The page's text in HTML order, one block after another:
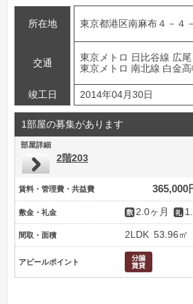
所在地 東京都港区南麻布４－４
交通
東京メトロ 日比谷線 広
東京メトロ 南北線 白金
竣工日 2014年04月30日
1部屋の募集があります
部屋詳細
2階203
賃料・管理費・共益費 365,000
敷金・礼金 2.0ヶ月
間取・面積 2LDK 53.96㎡
アピールポイント